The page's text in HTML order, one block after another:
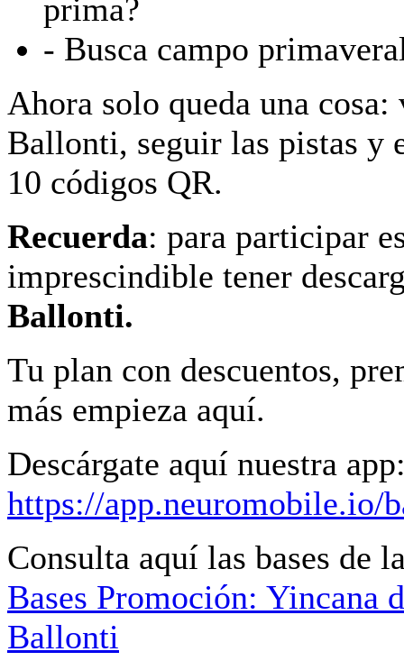
prima?
- Busca campo
Ahora solo queda una cosa:
Ballonti, seguir las pistas y
10 códigos QR.
Recuerda: para participar
imprescindible tener
Ballonti.
Tu plan con descuentos,
más empieza aquí.
Descárgate aquí nuestra
https://app.neuromobile.io/
Consulta aquí las bases de
Bases Promoción: Yincana
Ballonti